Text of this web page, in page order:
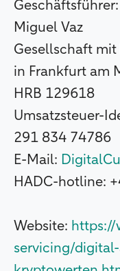
G
Miguel Vaz
Gesellschaft
in Frankfurt am
HRB 129618
Umsatzsteuer-
291 834 74786
E-Mail:
HADC-hotline:
Website: https://
servicing/